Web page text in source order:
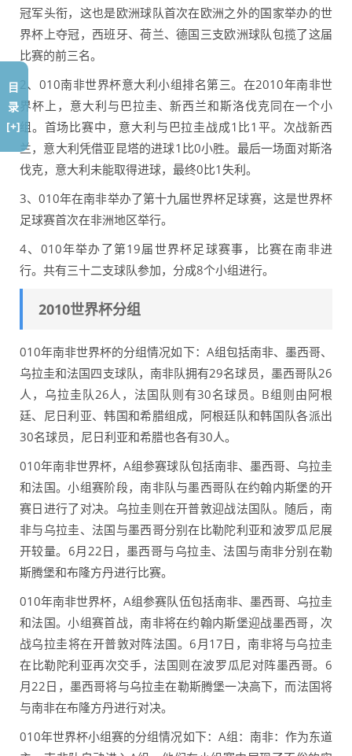
冠军头衔，这也是欧洲球队首次在欧洲之外的国家举办的世
界杯上夺冠，西班牙、荷兰、德国三支欧洲球队包揽了这届
比赛的前三名。
2、010南非世界杯意大利小组排名第三。在2010年南非世
界杯上，意大利与巴拉圭、新西兰和斯洛伐克同在一个小
组。首场比赛中，意大利与巴拉圭战成1比1平。次战新西
兰，意大利凭借亚昆塔的进球1比0小胜。最后一场面对斯洛
伐克，意大利未能取得进球，最终0比1失利。
3、010年在南非举办了第十九届世界杯足球赛，这是世界杯
足球赛首次在非洲地区举行。
4、010年举办了第19届世界杯足球赛事，比赛在南非进
行。共有三十二支球队参加，分成8个小组进行。
2010世界杯分组
010年南非世界杯的分组情况如下：A组包括南非、墨西哥、
乌拉圭和法国四支球队，南非队拥有29名球员，墨西哥队26
人，乌拉圭队26人，法国队则有30名球员。B组则由阿根
廷、尼日利亚、韩国和希腊组成，阿根廷队和韩国队各派出
30名球员，尼日利亚和希腊也各有30人。
010年南非世界杯，A组参赛球队包括南非、墨西哥、乌拉圭
和法国。小组赛阶段，南非队与墨西哥队在约翰内斯堡的开
赛日进行了对决。乌拉圭则在开普敦迎战法国队。随后，南
非与乌拉圭、法国与墨西哥分别在比勒陀利亚和波罗瓜尼展
开较量。6月22日，墨西哥与乌拉圭、法国与南非分别在勒
斯腾堡和布隆方丹进行比赛。
010年南非世界杯，A组参赛队伍包括南非、墨西哥、乌拉圭
和法国。小组赛首战，南非将在约翰内斯堡迎战墨西哥，次
战乌拉圭将在开普敦对阵法国。6月17日，南非将与乌拉圭
在比勒陀利亚再次交手，法国则在波罗瓜尼对阵墨西哥。6
月22日，墨西哥将与乌拉圭在勒斯腾堡一决高下，而法国将
与南非在布隆方丹进行对决。
010年世界杯小组赛的分组情况如下：A组：南非：作为东道
目
录
[+]